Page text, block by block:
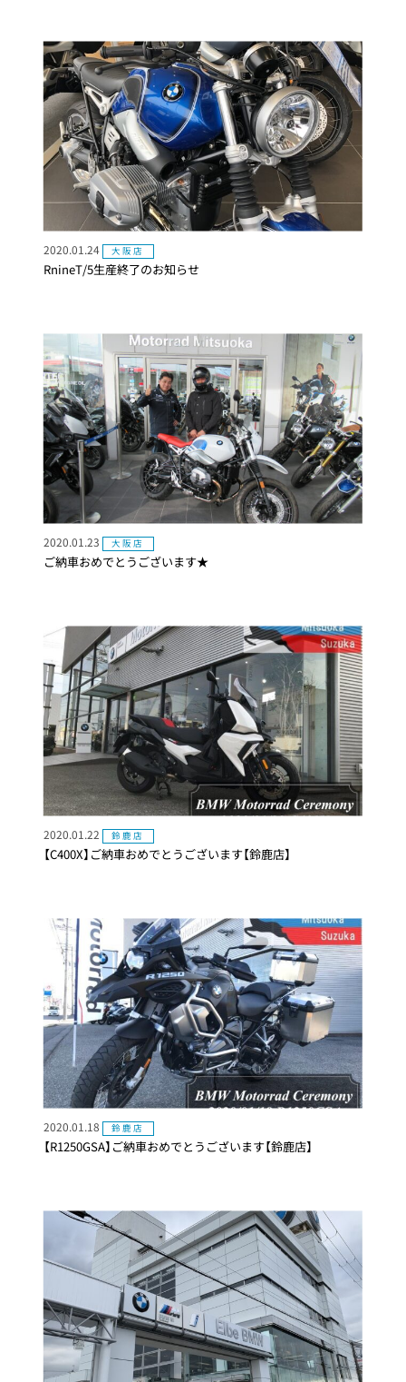
RnineT/5生産終了のお知らせ
2020.01.24 大阪店
ご納車おめでとうございます★
2020.01.23 大阪店
【C400X】ご納車おめでとうございます【鈴鹿店】
2020.01.22 鈴鹿店
【R1250GSA】ご納車おめでとうございます【鈴鹿店】
2020.01.18 鈴鹿店